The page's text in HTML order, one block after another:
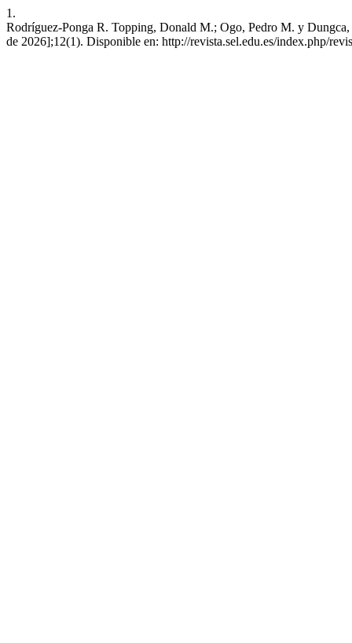
1.
Rodríguez-Ponga R. Topping, Donald M.; Ogo, Pedro M. y
de 2026];12(1). Disponible en: http://revista.sel.edu.es/index.php/